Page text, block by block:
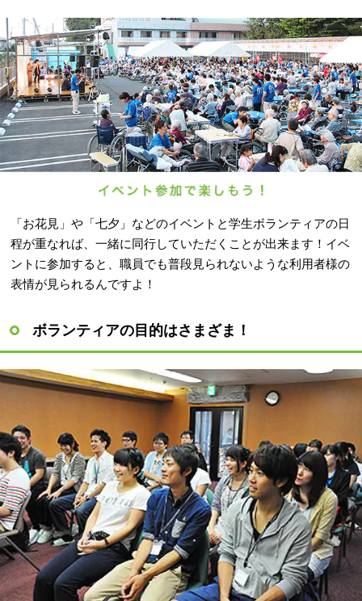
「お花見」や「七夕」などのイベントと学生ボランティアの日
程が重なれば、一緒に同行していただくことが出来ます！イベ
ントに参加すると、職員でも普段見られないような利用者様の
表情が見られるんですよ！
ボランティアの目的はさまざま！